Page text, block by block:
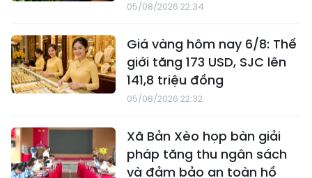
05/08/2026 22:34
Giá vàng hôm nay 6/8: Thế
giới tăng 173 USD, SJC lên
141,8 triệu đồng
05/08/2026 22:32
Xã Bản Xèo họp bàn giải
pháp tăng thu ngân sách
và đảm bảo an toàn hồ